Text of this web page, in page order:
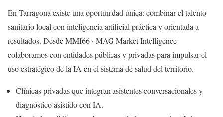
En Tarragona existe una oportunidad única: combinar el talento
sanitario local con inteligencia artificial práctica y orientada a
resultados. Desde MMI66 · MAG Market Intelligence
colaboramos con entidades públicas y privadas para impulsar el
uso estratégico de la IA en el sistema de salud del territorio.
Clínicas privadas que integran asistentes conversacionales y
diagnóstico asistido con IA.